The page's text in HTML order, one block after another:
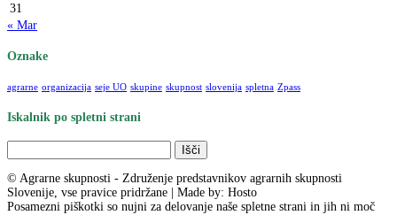
31
« Mar
Oznake
agrarne organizacija seje UO skupine skupnost slovenija spletna Zpass
Iskalnik po spletni strani
© Agrarne skupnosti - Združenje predstavnikov agrarnih skupnosti
Slovenije, vse pravice pridržane | Made by: Hosto
Posamezni piškotki so nujni za delovanje naše spletne strani in jih ni moč